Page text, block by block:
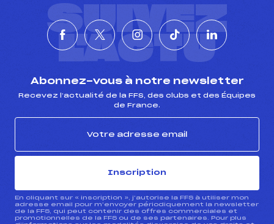
SUIVEZ
L'ACTU
Abonnez-vous à notre newsletter
Recevez l’actualité de la FFS, des clubs et des Équipes
de France.
Inscription
En cliquant sur « inscription », j’autorise la FFS à utiliser mon
adresse email pour m’envoyer périodiquement la newsletter
de la FFS, qui peut contenir des offres commerciales et
promotionnelles de la FFS ou de ses partenaires. Pour plus